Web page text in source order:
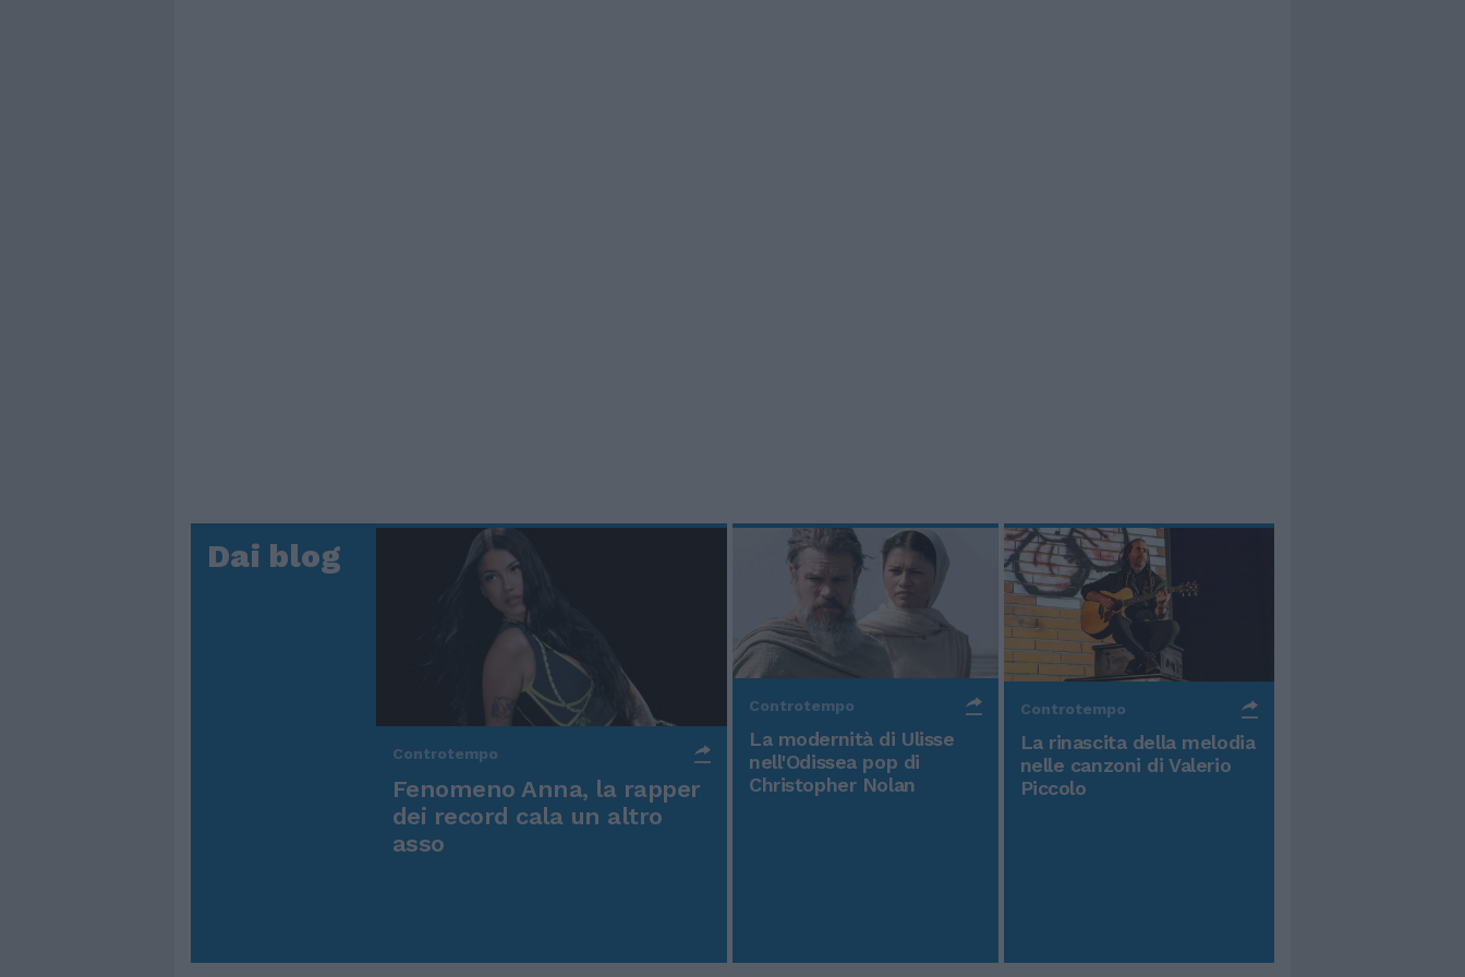
Dai blog
Controtempo
Fenomeno Anna, la rapper
dei record cala un altro
asso
Controtempo
La modernità di Ulisse
nell'Odissea pop di
Christopher Nolan
Controtempo
La rinascita della melodia
nelle canzoni di Valerio
Piccolo